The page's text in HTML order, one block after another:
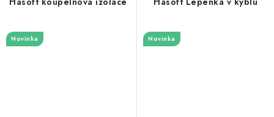
Novinka Novinka